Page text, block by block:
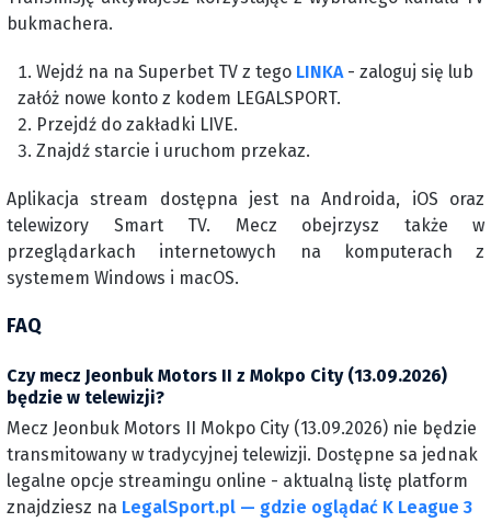
bukmachera.
Wejdź na na Superbet TV z tego LINKA- zaloguj się lub
załóż nowe konto z kodem LEGALSPORT.
Przejdź do zakładki LIVE.
Znajdź starcie i uruchom przekaz.
Aplikacja stream dostępna jest na Androida, iOS oraz
telewizory Smart TV. Mecz obejrzysz także w
przeglądarkach internetowych na komputerach z
systemem Windows i macOS.
FAQ
Czy mecz Jeonbuk Motors II z Mokpo City (13.09.2026)
będzie w telewizji?
Mecz Jeonbuk Motors II Mokpo City (13.09.2026) nie będzie
transmitowany w tradycyjnej telewizji. Dostępne sa jednak
legalne opcje streamingu online - aktualną listę platform
znajdziesz na LegalSport.pl — gdzie oglądać K League 3